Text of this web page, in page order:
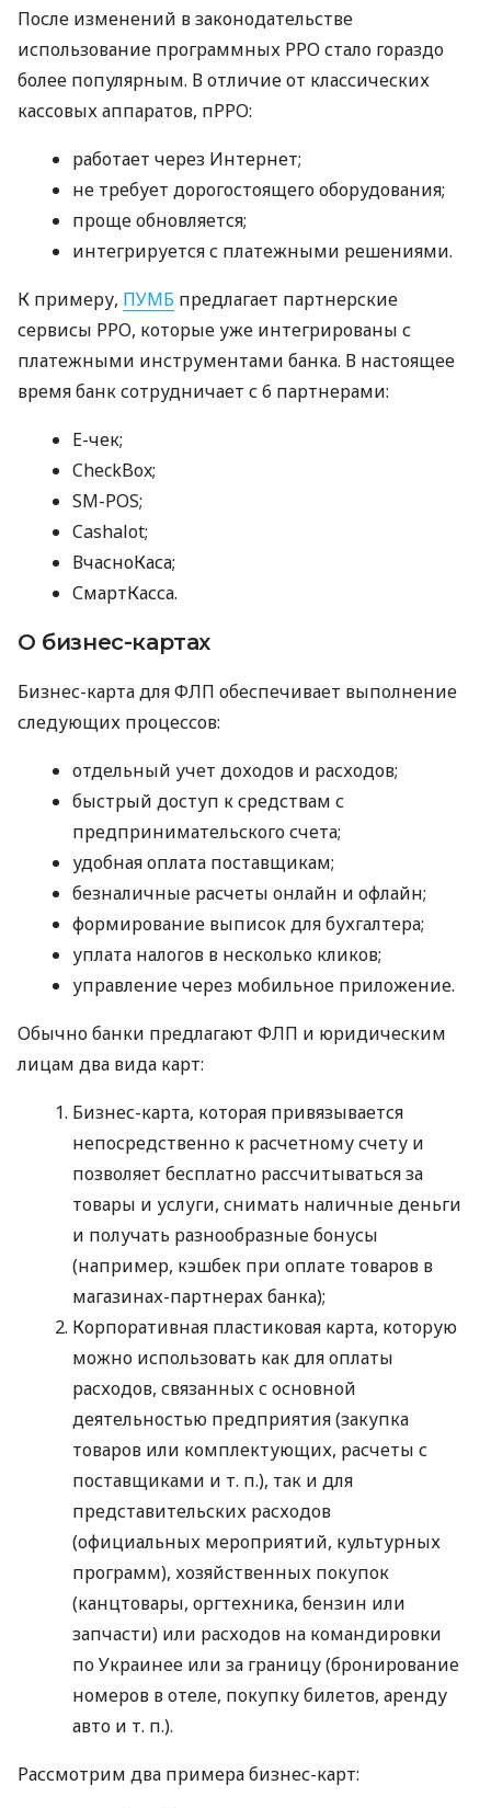
После изменений в законодательстве
использование программных РРО стало гораздо
более популярным. В отличие от классических
кассовых аппаратов, пРРО:
работает через Интернет;
не требует дорогостоящего оборудования;
проще обновляется;
интегрируется с платежными решениями.
К примеру, ПУМБ предлагает партнерские
сервисы РРО, которые уже интегрированы с
платежными инструментами банка. В настоящее
время банк сотрудничает с 6 партнерами:
E-чек;
CheckBox;
SM-POS;
Cashalot;
ВчасноКаса;
СмартКасса.
О бизнес-картах
Бизнес-карта для ФЛП обеспечивает выполнение
следующих процессов:
отдельный учет доходов и расходов;
быстрый доступ к средствам с
предпринимательского счета;
удобная оплата поставщикам;
безналичные расчеты онлайн и офлайн;
формирование выписок для бухгалтера;
уплата налогов в несколько кликов;
управление через мобильное приложение.
Обычно банки предлагают ФЛП и юридическим
лицам два вида карт:
Бизнес-карта, которая привязывается
непосредственно к расчетному счету и
позволяет бесплатно рассчитываться за
товары и услуги, снимать наличные деньги
и получать разнообразные бонусы
(например, кэшбек при оплате товаров в
магазинах-партнерах банка);
Корпоративная пластиковая карта, которую
можно использовать как для оплаты
расходов, связанных с основной
деятельностью предприятия (закупка
товаров или комплектующих, расчеты с
поставщиками и т. п.), так и для
представительских расходов
(официальных мероприятий, культурных
программ), хозяйственных покупок
(канцтовары, оргтехника, бензин или
запчасти) или расходов на командировки
по Украинее или за границу (бронирование
номеров в отеле, покупку билетов, аренду
авто и т. п.).
Рассмотрим два примера бизнес-карт: